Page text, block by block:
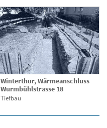
Winterthur, Wärmeanschluss
Wurmbühlstrasse 18
Tiefbau